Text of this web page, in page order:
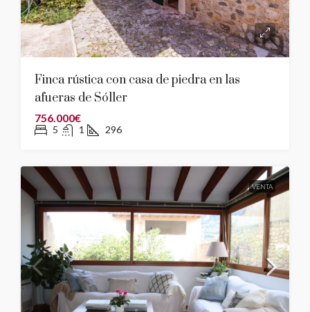
Finca rústica con casa de piedra en las
afueras de Sóller
756.000€
5 1 296
VENTA